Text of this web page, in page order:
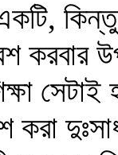
কিন্তু
করবার
করা